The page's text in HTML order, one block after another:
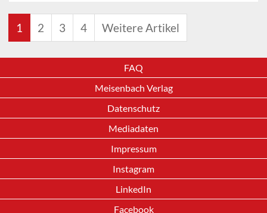
1 2 3 4 Weitere Artikel
FAQ
Meisenbach Verlag
Datenschutz
Mediadaten
Impressum
Instagram
LinkedIn
Facebook